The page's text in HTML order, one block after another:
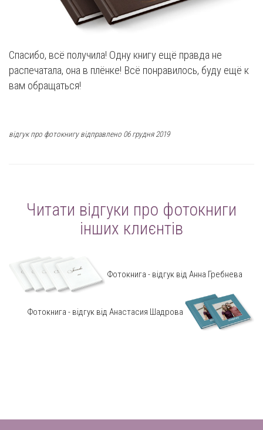
Спасибо, всё получила! Одну книгу ещё правда не
распечатала, она в плёнке! Всё понравилось, буду ещё к
вам обращаться!
відгук про фотокнигу відправлено 06 грудня 2019
Читати відгуки про фотокниги
інших клиєнтів
Фотокнига - відгук від Анна Гребнева
Фотокнига - відгук від Анастасия Шадрова